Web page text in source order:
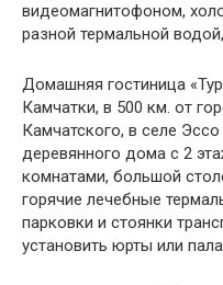
видеомагнитофоном,
разной термальной
Домашняя гостиница
Камчатки, в 500 км. от
Камчатского, в селе
деревянного дома с 2
комнатами, большой
горячие лечебные
парковки и стоянки
установить юрты или